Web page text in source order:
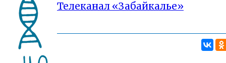
Телеканал «Забайкалье»